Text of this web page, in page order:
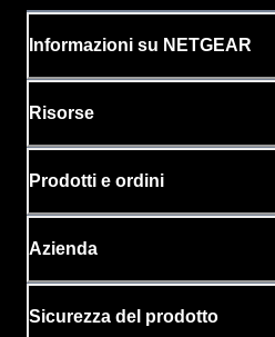
Informazioni su NETGEAR
Risorse
Prodotti e ordini
Azienda
Sicurezza del prodotto